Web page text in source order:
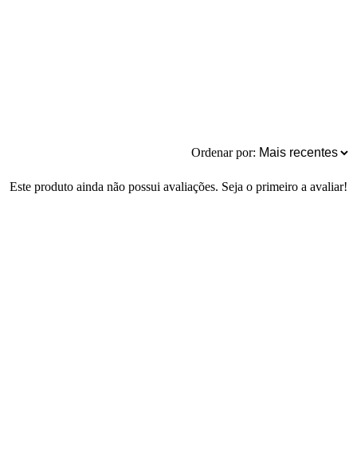
Ordenar por:
Este produto ainda não possui avaliações. Seja o primeiro a avaliar!